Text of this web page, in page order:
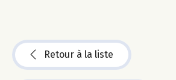
Retour à la liste